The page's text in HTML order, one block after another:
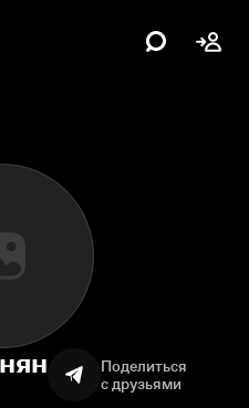
Поделиться
с друзьями